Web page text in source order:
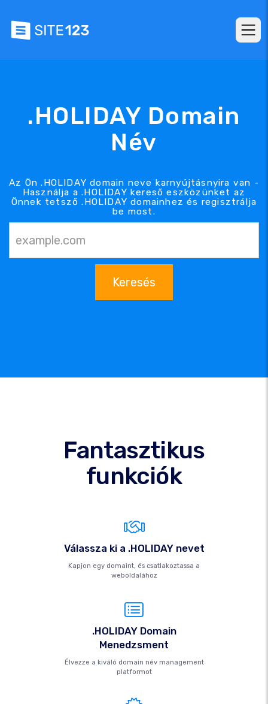
.HOLIDAY Domain
Név
Az Ön .HOLIDAY domain neve karnyújtásnyira van -
Használja a .HOLIDAY kereső eszközünket az
Önnek tetsző .HOLIDAY domainhez és regisztrálja
be most.
Keresés
Fantasztikus
funkciók
Válassza ki a .HOLIDAY nevet
Kapjon egy domaint, és csatlakoztassa a
weboldalához
.HOLIDAY Domain
Menedzsment
Élvezze a kiváló domain név management
platformot